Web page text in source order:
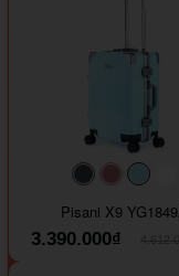
#40454a#b76e79
Pisani X9
3.390.000₫